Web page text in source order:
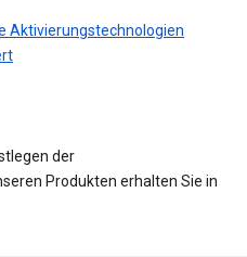
Aktivierungstechnologien
der
Produkten erhalten Sie in